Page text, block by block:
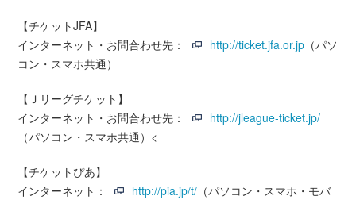
【チケットJFA】
インターネット・お問合わせ先：
http://ticket.jfa.or.jp （パソ
コン・スマホ共通）
【Ｊリーグチケット】
インターネット・お問合わせ先：
http://jleague-ticket.jp/
（パソコン・スマホ共通）<
【チケットぴあ】
インターネット：
http://pia.jp/t/ （パソコン・スマホ・モバ